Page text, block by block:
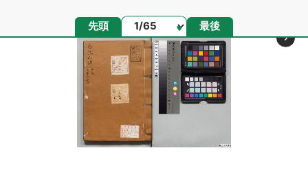
先頭 ページ 最後